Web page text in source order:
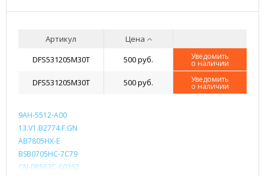
Артикул
Цена
DFS531205M30T
500 руб. Уведомить
о наличии
DFS531205M30T 500 руб. Уведомить
о наличии
9AH-5512-A00
13.V1.B2774.F.GN
AB7805HX-E
BSB0705HC-7C79
CN-0R863C-60362